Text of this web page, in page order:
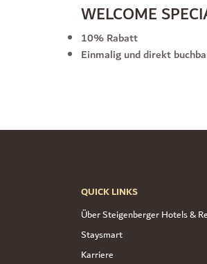
WELCOME
10% Rabatt
Einmalig und direkt
QUICK LINKS
Über Steigenberger Hotels &
Staysmart
Karriere